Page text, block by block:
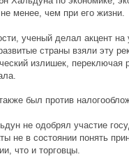
менее, чем при его жизни.
ученый делал акцент
страны взяли эту
излишек, переключая
был против
не одобрял участие
не в состоянии понять
что и торговцы.